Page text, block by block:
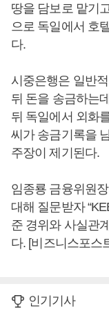
땅을 담보로 맡기
으로 독일에서 호
다.
시중은행은 일반
뒤 돈을 송금하는
뒤 독일에서 외화
씨가 송금기록을
주장이 제기된다.
임종룡 금융위원
대해 질문받자
준 경위와 사실관
다. [비즈니스포스
인기기사